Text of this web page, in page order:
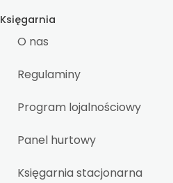
Księgarnia
O nas
Regulaminy
Program lojalnościowy
Panel hurtowy
Księgarnia stacjonarna